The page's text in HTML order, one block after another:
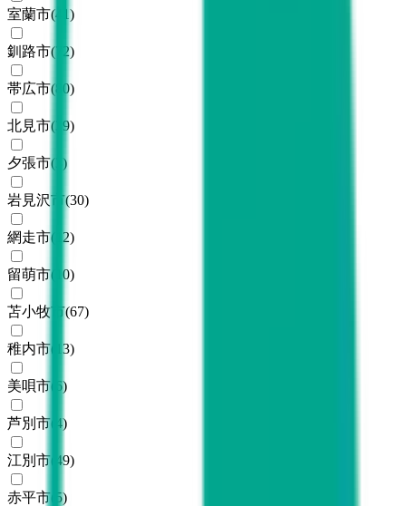
室蘭市(41)
釧路市( 72)
帯広市( 80)
北見市( 39)
夕張市( )
岩見沢市(30)
網走市( 12)
留萌市( 10)
苫小牧市(67)
稚内市( 13)
美唄市( 6)
芦別市( 4)
江別市 49)
赤平市 5)